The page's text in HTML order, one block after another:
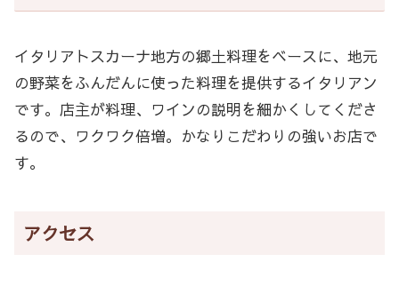
イタリアトスカーナ地方の郷土料理をベースに、地元
の野菜をふんだんに使った料理を提供するイタリアン
です。店主が料理、ワインの説明を細かくしてくださ
るので、ワクワク倍増。かなりこだわりの強いお店で
す。
アクセス